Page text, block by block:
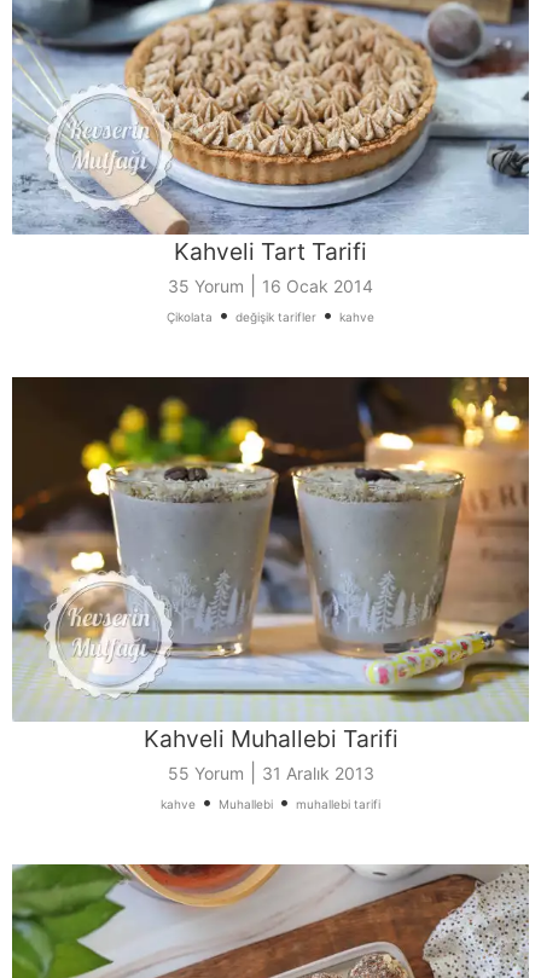
Kahveli Tart Tarifi
35 Yorum 16 Ocak 2014
Çikolata • değişik tarifler • kahve
Kahveli Muhallebi Tarifi
55 Yorum 31 Aralık 2013
kahve • Muhallebi • muhallebi tarifi